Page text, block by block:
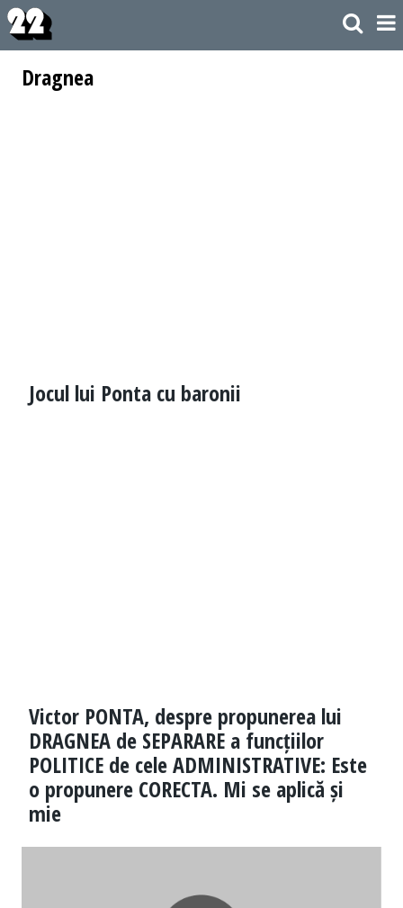
Dragnea
Jocul lui Ponta cu baronii
Victor PONTA, despre propunerea lui
DRAGNEA de SEPARARE a funcțiilor
POLITICE de cele ADMINISTRATIVE: Este
o propunere CORECTA. Mi se aplică și
mie